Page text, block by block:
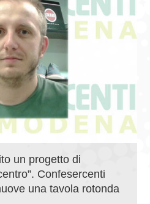
un progetto di
Confesercenti
una tavola rotonda